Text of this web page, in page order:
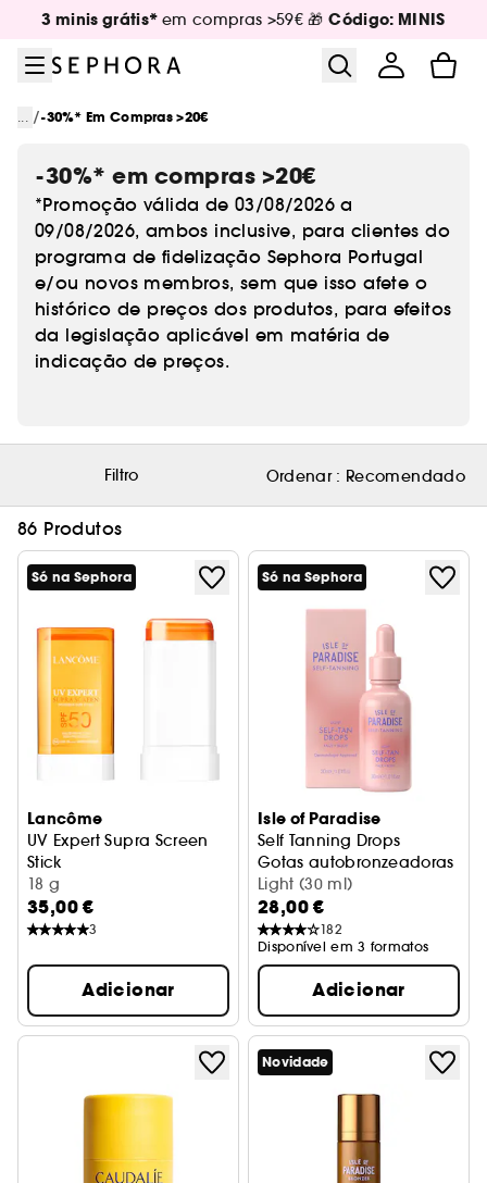
Ir para o menu
Ir para o conteúdo principal
Ir para o rodapé
3 minis grátis* em compras >59€ 🎁Código: MINIS
... /-30%* Em Compras >20€
-30%* em compras >20€
*Promoção válida de 03/08/2026 a
09/08/2026, ambos inclusive, para clientes do
programa de fidelização Sephora Portugal
e/ou novos membros, sem que isso afete o
histórico de preços dos produtos, para efeitos
da legislação aplicável em matéria de
indicação de preços.
Filtro Ordenar : Recomendado
86 Produtos
Só na Sephora
Lancôme
UV Expert Supra Screen
Stick
Protector solar
18 g
35,00 €
3
Adicionar
Só na Sephora
Isle of Paradise
Self Tanning Drops
Gotas autobronzeadoras
Light (30 ml)
28,00 €
182
Disponível em 3 formatos
Adicionar
Novidade